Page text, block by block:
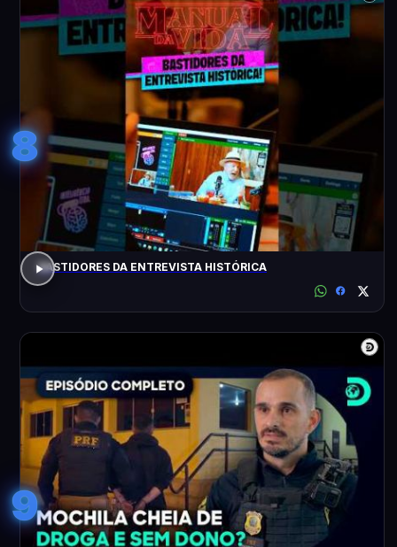
8
BASTIDORES DA ENTREVISTA HISTÓRICA
9